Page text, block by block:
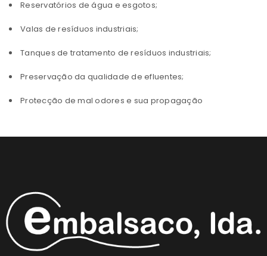
Reservatórios de água e esgotos;
Valas de resíduos industriais;
Tanques de tratamento de resíduos industriais;
Preservação da qualidade de efluentes;
Protecção de mal odores e sua propagação